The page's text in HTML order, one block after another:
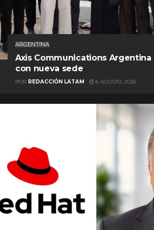
ARGENTINA
Axis Communications
con nueva sede
POR REDACCIÓN LATAM 6 AGOSTO, 2026